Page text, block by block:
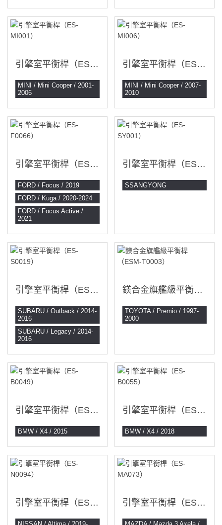
引擎室平衡桿（ES-MI001）
MINI / Mini Cooper / 2001-
2006
引擎室平衡桿（ES-MI006）
MINI / Mini Cooper / 2007-
2010
引擎室平衡桿（ES-F0066）
FORD / Focus / 2019
FORD / Kuga / 2020-2024
FORD / Focus Active /
2021
引擎室平衡桿（ES-SY001）
SSANGYONG
引擎室平衡桿（ES-S0019）
SUBARU / Outback / 2014-
2016
SUBARU / Legacy / 2014-
2016
鎂合金旗艦級平衡桿（ESM-T0003）
TOYOTA / Premio / 1997-
2000
引擎室平衡桿（ES-B0049）
BMW / X4 / 2015
引擎室平衡桿（ES-B0055）
BMW / X4 / 2018
引擎室平衡桿（ES-N0094） 引擎室平衡桿（ES-MA073）